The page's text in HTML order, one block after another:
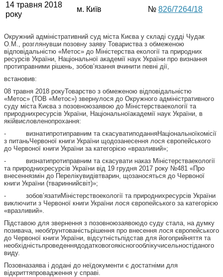
14 травня 2018
року
м. Київ № 826/7264/18
Окружний адміністративний суд міста Києва у складі судді Чудак
О.М., розглянувши позовну заяву Товариства з обмеженою
відповідальністю «Метос» до Міністерства екології та природних
ресурсів України, Національної академії наук України про визнання
протиправними рішень, зобов’язання вчинити певні дії,
встановив:
08 травня 2018 рокуТоварство з обмеженою відповідальністю
«Метос» (ТОВ «Метос») звернулося до Окружного адміністративного
суду міста Києва з позовноюзаявою до Міністерстваекології та
природнихресурсів України, Національноїакадемії наук України, в
якійвисловленопрохання:
- визнатипротиправним та скасуватиподанняНаціональноїкомісії
з питаньЧервоної книги України щодозанесення лося європейського
до Червоної книги України за категорією «вразливий»;
- визнатипротиправним та скасувати наказ Міністерстваекології
та природнихресурсів України від 19 грудня 2017 року №481 «Про
внесеннязмін до Перелікувидівтварин, щозаносяться до Червоної
книги України (твариннийсвіт)»;
- зобов’язатиМіністерствоекології та природнихресурсів України
виключити з Червоної книги України лося європейського за категорією
«вразливий».
Підставою для звернення з позовноюзаявоюдо суду стала, на думку
позивача, необґрунтованістьрішення про внесення лося європейського
до Червоної книги України, відсутністьпідстав для йогоприйняття та
необхідністьпроведеннядодатковогоякісногооблікучисельностіданого
виду.
Позовназаява і додані до неїдокументи є достатніми для
відкриттяпровадження у справі.